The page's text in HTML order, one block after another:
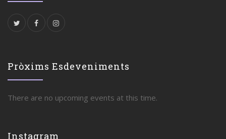
Pròxims Esdeveniments
There are no upcoming events at this time.
Instagram